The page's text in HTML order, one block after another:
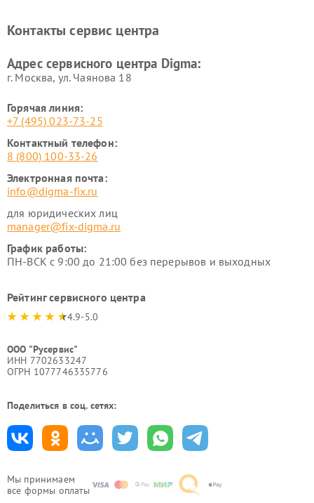
Мы принимаем
все формы оплаты
Контакты сервис центра
Адрес сервисного центра Digma:
г. Москва, ул. Чаянова 18
Горячая линия:
+7 (495) 023-73-25
Контактный телефон:
8 (800) 100-33-26
Электронная почта:
info@digma-fix.ru
для юридических лиц
manager@fix-digma.ru
График работы:
ПН-ВСК с 9:00 до 21:00 без перерывов и выходных
Рейтинг сервисного центра
4.9-5.0
ООО "Русервис"
ИНН 7702633247
ОГРН 1077746335776
Поделиться в соц. сетях: